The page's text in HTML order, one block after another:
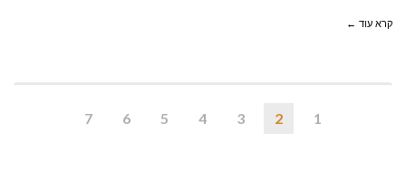
קרא עוד ←
1
2
3
4
5
6
7